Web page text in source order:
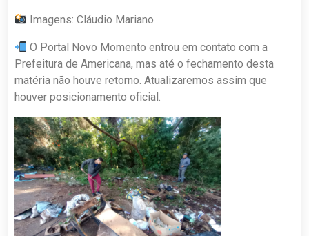
Imagens: Cláudio Mariano
O Portal Novo Momento entrou em contato com a
Prefeitura de Americana, mas até o fechamento desta
matéria não houve retorno. Atualizaremos assim que
houver posicionamento oficial.